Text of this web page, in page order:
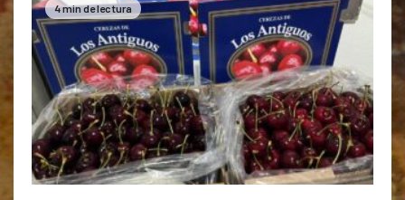
4 min de lectura